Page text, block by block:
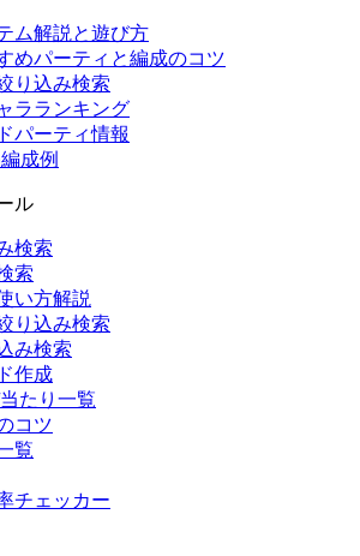
ム解説と遊び方
めパーティと編成のコツ
り込み検索
ラランキング
パーティ情報
成例
ル
検索
索
い方解説
り込み検索
み検索
作成
たり一覧
コツ
覧
チェッカー